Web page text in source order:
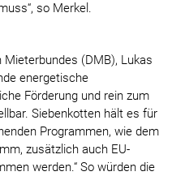
so Merkel.
(DMB), Lukas
energetische
Förderung und rein zum
Siebenkotten hält es für
Programmen, wie dem
zusätzlich auch EU-
werden.“ So würden die